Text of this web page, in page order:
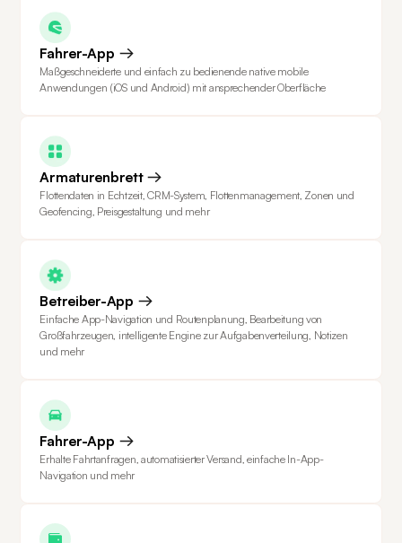
Fahrer-App
Maßgeschneiderte und einfach zu bedienende native mobile
Anwendungen (iOS und Android) mit ansprechender Oberfläche
Armaturenbrett
Flottendaten in Echtzeit, CRM-System, Flottenmanagement, Zonen und
Geofencing, Preisgestaltung und mehr
Betreiber-App
Einfache App-Navigation und Routenplanung, Bearbeitung von
Großfahrzeugen, intelligente Engine zur Aufgabenverteilung, Notizen
und mehr
Fahrer-App
Erhalte Fahrtanfragen, automatisierter Versand, einfache In-App-
Navigation und mehr